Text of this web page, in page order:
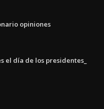
opiniones
el día de los presidentes_